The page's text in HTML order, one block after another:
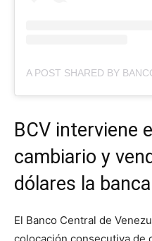
BCV interviene
cambiario y
dólares la banca
El Banco Central de